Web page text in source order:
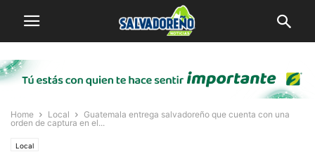
Home Local
Guatemala entrega salvadoreño que cuenta con una
orden de captura en el...
Local